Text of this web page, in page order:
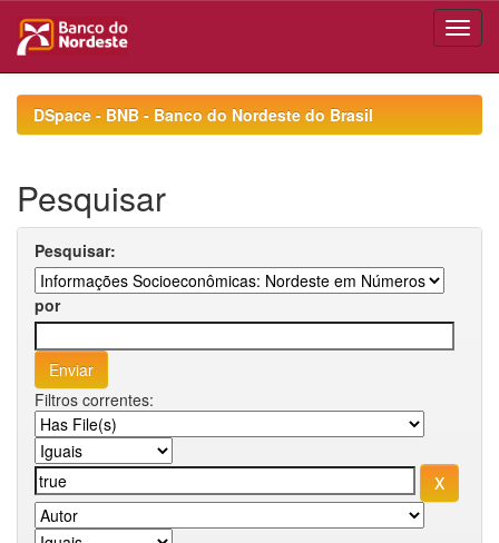
navigationDSpace - BNB - Banco do Nordeste do Brasil
Pesquisar
Pesquisar:
por
Filtros correntes: